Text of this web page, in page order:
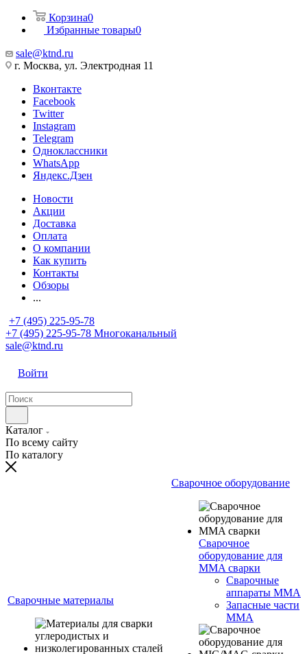
Корзина0
Избранные товары0
sale@ktnd.ru
г. Москва, ул. Электродная 11
Вконтакте
Facebook
Twitter
Instagram
Telegram
Одноклассники
WhatsApp
Яндекс.Дзен
Новости
Акции
Доставка
Оплата
О компании
Как купить
Контакты
Обзоры
...
+7 (495) 225-95-78
+7 (495) 225-95-78 Многоканальный
sale@ktnd.ru
Войти
Каталог
По всему сайту
По каталогу
Сварочные материалы
Сварочное оборудование
Сварочное
оборудование для
MMA сварки
Сварочные
аппараты MMA
Запасные части
MMA